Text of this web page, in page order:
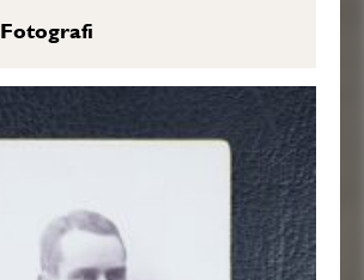
Fotografi